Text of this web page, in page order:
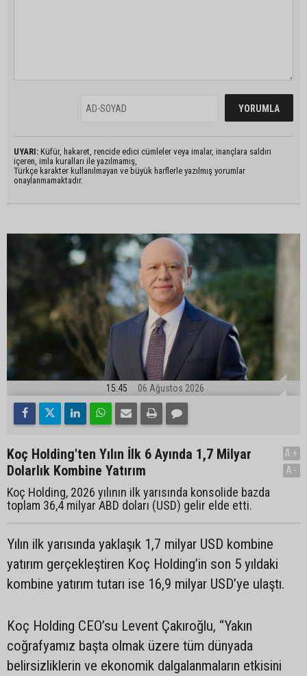
UYARI: Küfür, hakaret, rencide edici cümleler veya imalar, inançlara saldırı
içeren, imla kuralları ile yazılmamış,
Türkçe karakter kullanılmayan ve büyük harflerle yazılmış yorumlar
onaylanmamaktadır.
15:45 06 Ağustos 2026
Koç Holding'ten Yılın İlk 6 Ayında 1,7 Milyar
Dolarlık Kombine Yatırım
Koç Holding, 2026 yılının ilk yarısında konsolide bazda
toplam 36,4 milyar ABD doları (USD) gelir elde etti.
A+
A-
Yılın ilk yarısında yaklaşık 1,7 milyar USD kombine
yatırım gerçekleştiren Koç Holding’in son 5 yıldaki
kombine yatırım tutarı ise 16,9 milyar USD’ye ulaştı.
Koç Holding CEO’su Levent Çakıroğlu, “Yakın
coğrafyamız başta olmak üzere tüm dünyada
belirsizliklerin ve ekonomik dalgalanmaların etkisini